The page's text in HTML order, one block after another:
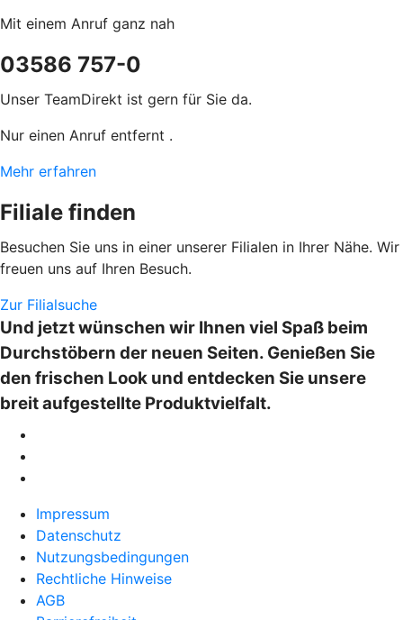
Mit einem Anruf ganz nah
03586 757-0
Unser TeamDirekt ist gern für Sie da.
Nur einen Anruf entfernt .
Mehr erfahren
Filiale finden
Besuchen Sie uns in einer unserer Filialen in Ihrer Nähe. Wir
freuen uns auf Ihren Besuch.
Zur Filialsuche
Und jetzt wünschen wir Ihnen viel Spaß beim
Durchstöbern der neuen Seiten. Genießen Sie
den frischen Look und entdecken Sie unsere
breit aufgestellte Produktvielfalt.
Impressum
Datenschutz
Nutzungsbedingungen
Rechtliche Hinweise
AGB